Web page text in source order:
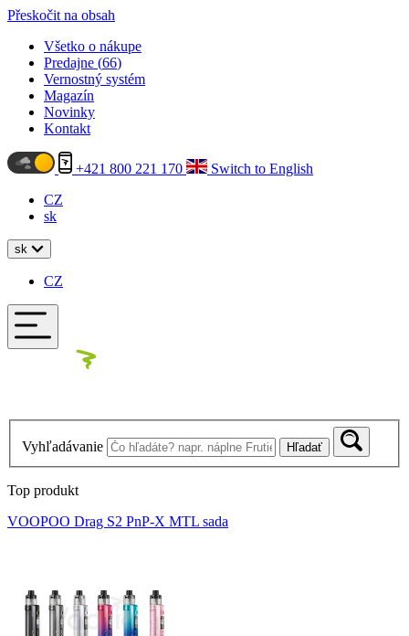
Přeskočit na obsah
Všetko o nákupe
Predajne (66)
Vernostný systém
Magazín
Novinky
Kontakt
+421 800 221 170
Switch to English
CZ
sk
sk
CZ
Vyhľadávanie Hľadať
Top produkt
VOOPOO Drag S2 PnP-X MTL sada